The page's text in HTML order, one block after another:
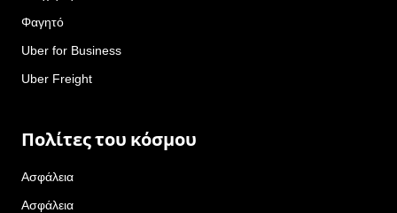
Φαγητό
Uber for Business
Uber Freight
Πολίτες του κόσμου
Ασφάλεια
Ασφάλεια